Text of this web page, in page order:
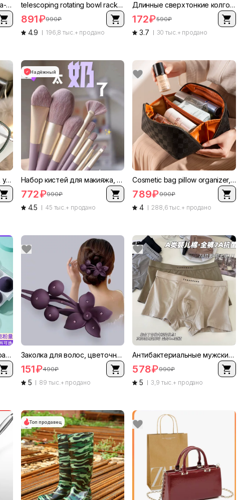
Плюшевый зацеп-подвеска-кролик, ручной работы подарок высокого класса, легкий вес 8×6×10 см telescoping rotating bowl rack, plastic, compact adjustable dish shelf, second-generation
4.9 196,8 тыс.+ продано
891₽990₽
Длинные сверхтонкие колготки, плюс‑размер максимально длинные 170–190 см, прозрачные носки, лето
3.7 30 тыс.+ продано
172₽590₽
Очки против синего света, ультралегкая зелёная рама, очки без рецепта женская мода
Надёжный
Набор кистей для макияжа, кисти для основы и румян, 9–10 шт, фиолетовый чехол
4.5 45 тыс.+ продано
772₽990₽
Cosmetic bag pillow organizer, PU leather, roomy travel handheld shoulder pouch
4 288,6 тыс.+ продано
789₽990₽
Прозрачная крышка для хранения косметических спонжей, 4-ячейный компактный кейс, прозрачная крышка, портативный Заколка для волос, цветочная заколка, легкая с камнями, разнообразные цветовые сочетания
5 89 тыс.+ продано
151₽490₽
Антибактериальные мужские трусы-боксеры из хлопка, дышащие комфорт underwear, размерные ряды L–5XL, многоцветные
5 3,9 тыс.+ продано
578₽990₽
Топ продавец